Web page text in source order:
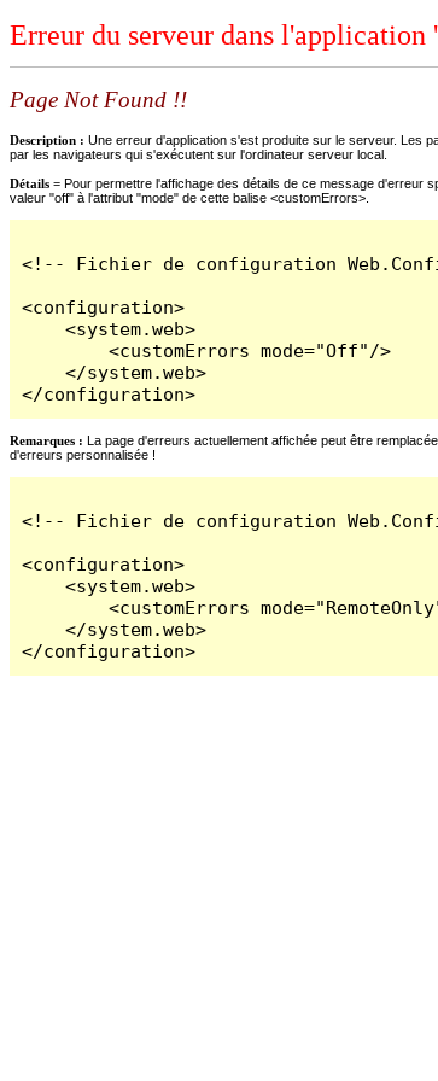
Erreur du serveur dans l'application
Page Not Found !!
Description : Une erreur d'application s'est produite sur le serveur. Les
par les navigateurs qui s'exécutent sur l'ordinateur serveur local.
Détails = Pour permettre l'affichage des détails de ce message d'erreur
valeur "off" à l'attribut "mode" de cette balise <customErrors>.
<!-- Fichier de configuration
<configuration>
    <system.web>
        <customErrors mode="Off"/>
    </system.web>
</configuration>
Remarques : La page d'erreurs actuellement affichée peut être
d'erreurs personnalisée !
<!-- Fichier de configuration
<configuration>
    <system.web>
<customErrors
    </system.web>
</configuration>